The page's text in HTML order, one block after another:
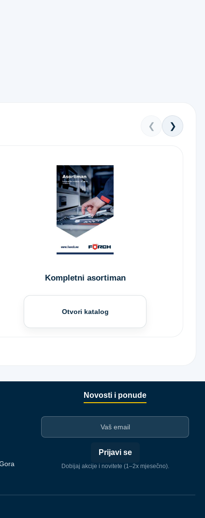
❮ ❯
Kompletni asortiman
Otvori katalog
Novosti i ponude
Prijavi se
Dobijaj akcije i novitete (1–2x mjesečno).